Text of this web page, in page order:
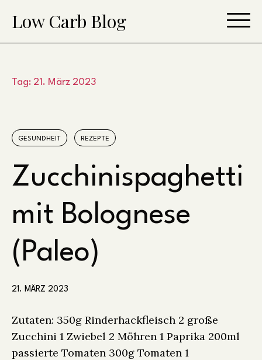
Low Carb Blog
Tag: 21. März 2023
GESUNDHEIT REZEPTE
Zucchinispaghetti
mit Bolognese
(Paleo)
21. MÄRZ 2023
Zutaten: 350g Rinderhackfleisch 2 große
Zucchini 1 Zwiebel 2 Möhren 1 Paprika 200ml
passierte Tomaten 300g Tomaten 1